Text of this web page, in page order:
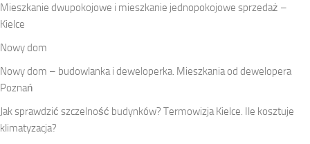
Mieszkanie dwupokojowe i mieszkanie jednopokojowe sprzedaż –
Kielce
Nowy dom
Nowy dom – budowlanka i deweloperka. Mieszkania od dewelopera
Poznań
Jak sprawdzić szczelność budynków? Termowizja Kielce. Ile kosztuje
klimatyzacja?